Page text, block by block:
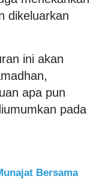
dikeluarkan
ini akan
apa pun
pada
Bersama